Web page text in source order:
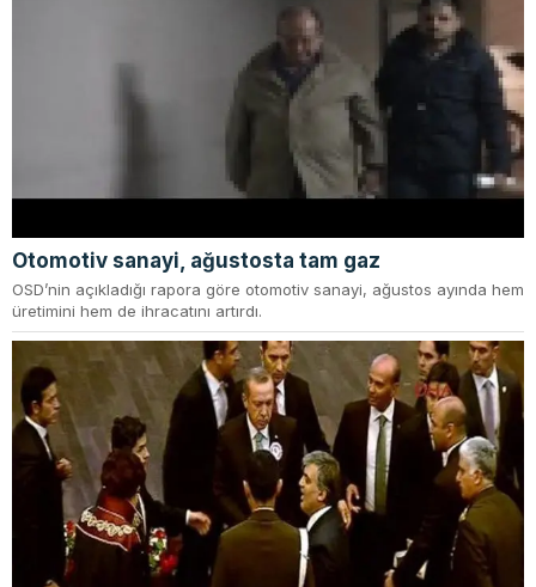
Otomotiv sanayi, ağustosta tam gaz
OSD’nin açıkladığı rapora göre otomotiv sanayi, ağustos ayında hem
üretimini hem de ihracatını artırdı.